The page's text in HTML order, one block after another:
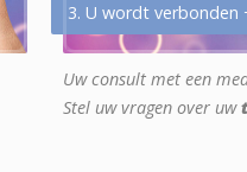
3. U wordt verbonden
Uw consult met een
Stel uw vragen over uw